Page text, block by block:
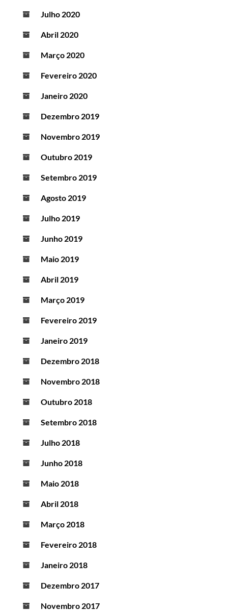
Julho 2020
Abril 2020
Março 2020
Fevereiro 2020
Janeiro 2020
Dezembro 2019
Novembro 2019
Outubro 2019
Setembro 2019
Agosto 2019
Julho 2019
Junho 2019
Maio 2019
Abril 2019
Março 2019
Fevereiro 2019
Janeiro 2019
Dezembro 2018
Novembro 2018
Outubro 2018
Setembro 2018
Julho 2018
Junho 2018
Maio 2018
Abril 2018
Março 2018
Fevereiro 2018
Janeiro 2018
Dezembro 2017
Novembro 2017